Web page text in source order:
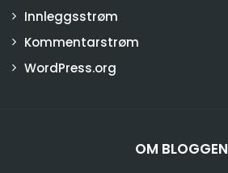
Innleggsstrøm
Kommentarstrøm
WordPress.org
OM BLOGGEN